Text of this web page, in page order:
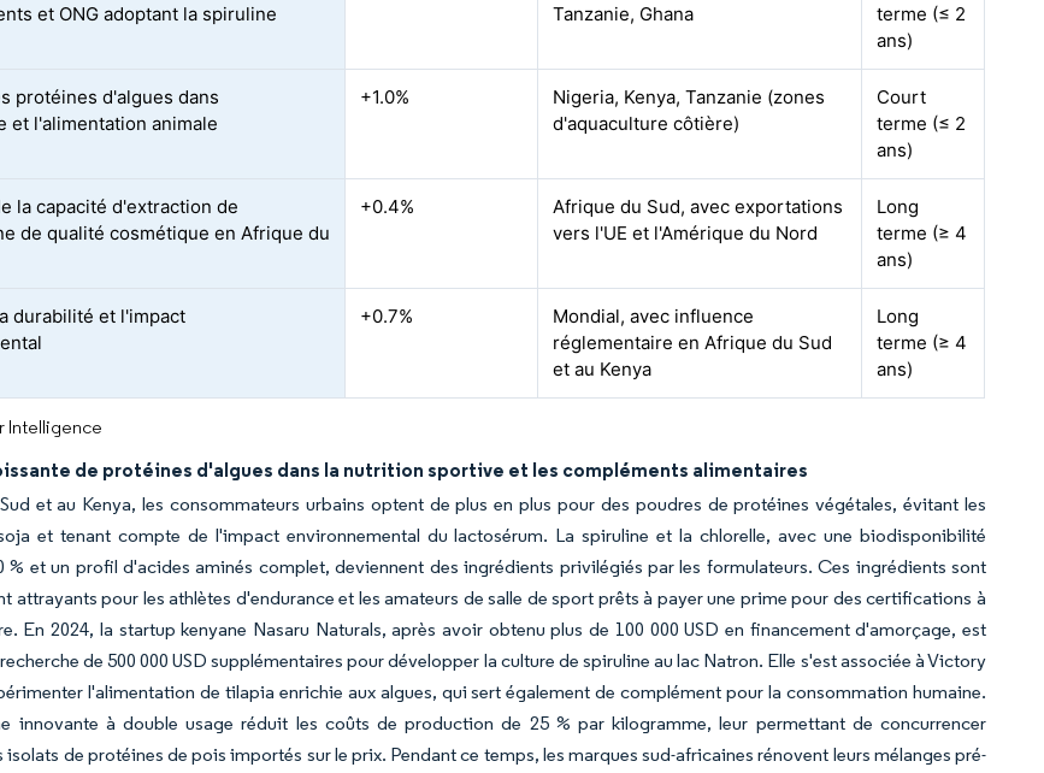
et ONG adoptant la spiruline
Tanzanie, Ghana
terme (≤ 2
ans)
protéines d'algues dans
et l'alimentation animale
+1.0%
Nigeria, Kenya, Tanzanie (zones
d'aquaculture côtière)
Court
terme (≤ 2
ans)
la capacité d'extraction de
de qualité cosmétique en Afrique du
+0.4%
Afrique du Sud, avec exportations
vers l'UE et l'Amérique du Nord
Long
terme (≥ 4
ans)
durabilité et l'impact
+0.7%
Mondial, avec influence
réglementaire en Afrique du Sud
et au Kenya
Long
terme (≥ 4
ans)
Intelligence
de protéines d'algues dans la nutrition sportive et les compléments alimentaires
et au Kenya, les consommateurs urbains optent de plus en plus pour des poudres de protéines végétales, évitant les
et tenant compte de l'impact environnemental du lactosérum. La spiruline et la chlorelle, avec une biodisponibilité
% et un profil d'acides aminés complet, deviennent des ingrédients privilégiés par les formulateurs. Ces ingrédients sont
attrayants pour les athlètes d'endurance et les amateurs de salle de sport prêts à payer une prime pour des certifications à
En 2024, la startup kenyane Nasaru Naturals, après avoir obtenu plus de 100 000 USD en financement d'amorçage, est
de 500 000 USD supplémentaires pour développer la culture de spiruline au lac Natron. Elle s'est associée à Victory
l'alimentation de tilapia enrichie aux algues, qui sert également de complément pour la consommation humaine.
innovante à double usage réduit les coûts de production de 25 % par kilogramme, leur permettant de concurrencer
de protéines de pois importés sur le prix. Pendant ce temps, les marques sud-africaines rénovent leurs mélanges pré-